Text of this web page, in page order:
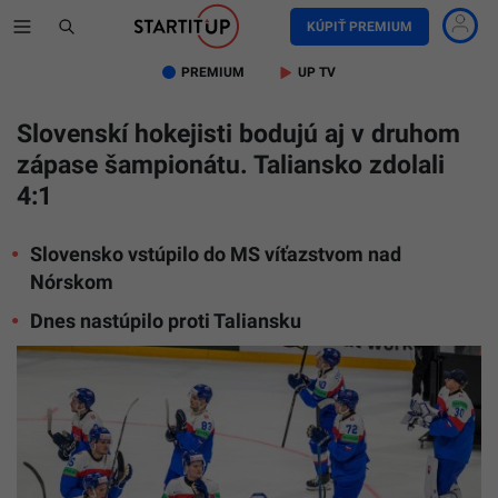
KÚPIŤ PREMIUM
PREMIUM UP TV
Slovenskí hokejisti bodujú aj v druhom
zápase šampionátu. Taliansko zdolali
4:1
Slovensko vstúpilo do MS víťazstvom nad
Nórskom
Dnes nastúpilo proti Taliansku
Na
snímke
slovenskí
hokejisti